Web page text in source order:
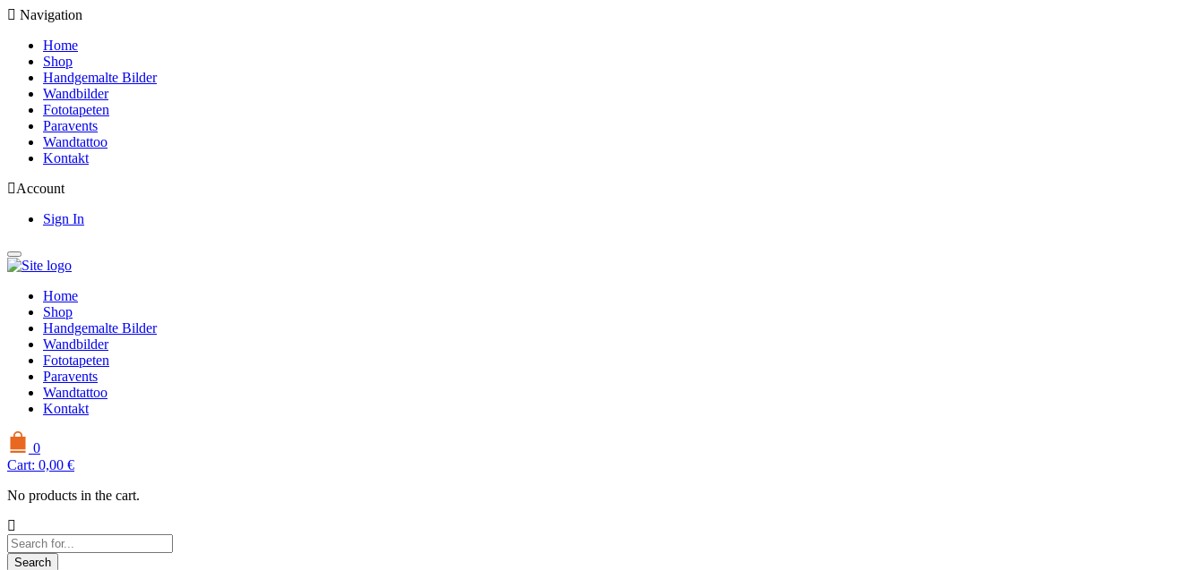
Navigation
Home
Shop
Handgemalte Bilder
Wandbilder
Fototapeten
Paravents
Wandtattoo
Kontakt
Account
Sign In
Home
Shop
Handgemalte Bilder
Wandbilder
Fototapeten
Paravents
Wandtattoo
Kontakt
0
Cart: 0,00 €
No products in the cart.
Search